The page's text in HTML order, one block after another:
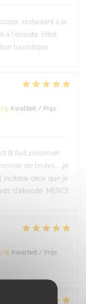
restaurant à la
à l'écoute. Idéal
touristique.
/5 Kwaliteit / Prijs :
!Il faut préserver
de brutes.....je
inciterai ceux que je
d'éternité. MERCI!
/5 Kwaliteit / Prijs :